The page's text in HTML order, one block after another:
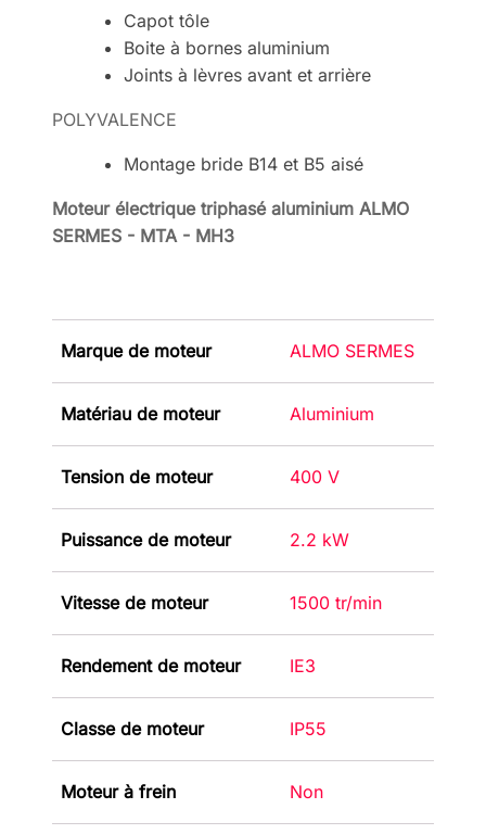
Capot tôle
Boite à bornes aluminium
Joints à lèvres avant et arrière
POLYVALENCE
Montage bride B14 et B5 aisé
Moteur électrique triphasé aluminium ALMO
SERMES - MTA - MH3
Marque de moteur ALMO SERMES
Matériau de moteur Aluminium
Tension de moteur 400 V
Puissance de moteur 2.2 kW
Vitesse de moteur 1500 tr/min
Rendement de moteur IE3
Classe de moteur IP55
Moteur à frein Non